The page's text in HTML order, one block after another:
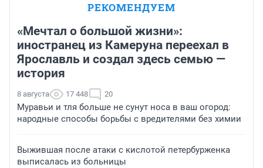
РЕКОМЕНДУЕМ
«Мечтал о большой жизни»:
иностранец из Камеруна переехал в
Ярославль и создал здесь семью —
история
8 августа 17 448 20
Муравьи и тля больше не сунут носа в ваш огород:
народные способы борьбы с вредителями без химии
Выжившая после атаки с кислотой петербурженка
выписалась из больницы